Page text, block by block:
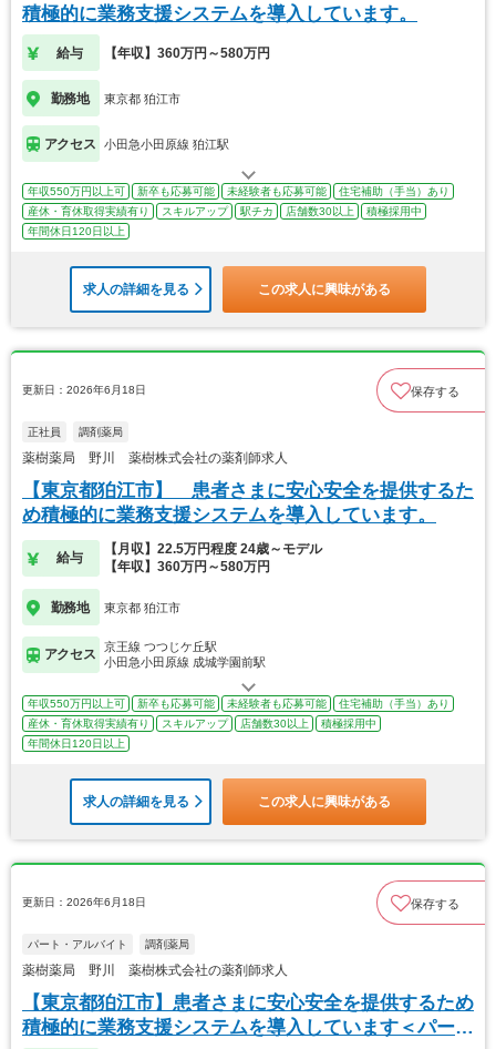
積極的に業務支援システムを導入しています。
給与 【年収】360万円～580万円
勤務地 東京都 狛江市
アクセス 小田急小田原線 狛江駅
年収550万円以上可 新卒も応募可能 未経験者も応募可能
住宅補助（手当）あり
産休・育休取得実績有り
スキルアップ 駅チカ 店舗数30以上
積極採用中
年間休日120日以上
求人の詳細を見る この求人に興味がある
更新日：2026年6月18日 保存する
正社員 調剤薬局
薬樹薬局 野川 薬樹株式会社の薬剤師求人
【東京都狛江市】 患者さまに安心安全を提供するた
め積極的に業務支援システムを導入しています。
給与
【月収】22.5万円程度 24歳～モデル
【年収】360万円～580万円
勤務地 東京都 狛江市
アクセス
京王線 つつじケ丘駅
小田急小田原線 成城学園前駅
年収550万円以上可 新卒も応募可能 未経験者も応募可能
住宅補助（手当）あり
産休・育休取得実績有り
スキルアップ 店舗数30以上
積極採用中
年間休日120日以上
求人の詳細を見る この求人に興味がある
更新日：2026年6月18日 保存する
パート・アルバイト 調剤薬局
薬樹薬局 野川 薬樹株式会社の薬剤師求人
【東京都狛江市】患者さまに安心安全を提供するため
積極的に業務支援システムを導入しています＜パート